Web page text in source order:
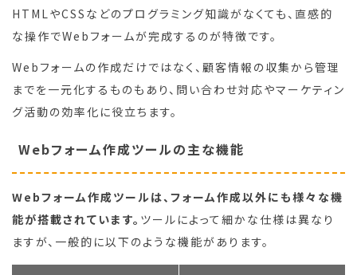
HTMLやCSSなどのプログラミング知識がなくても、直感的
な操作でWebフォームが完成するのが特徴です。
Webフォームの作成だけではなく、顧客情報の収集から管理
までを一元化するものもあり、問い合わせ対応やマーケティン
グ活動の効率化に役立ちます。
Webフォーム作成ツールの主な機能
Webフォーム作成ツールは、フォーム作成以外にも様々な機
能が搭載されています。 ツールによって細かな仕様は異なり
ますが、一般的に以下のような機能があります。